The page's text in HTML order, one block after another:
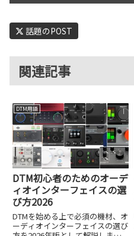
話題のPOST
関連記事
DTM用語
DTM初心者のためのオーデ
ィオインターフェイスの選
び方2026
DTMを始める上で必須の機材、オ
ーディオインターフェイスの選び